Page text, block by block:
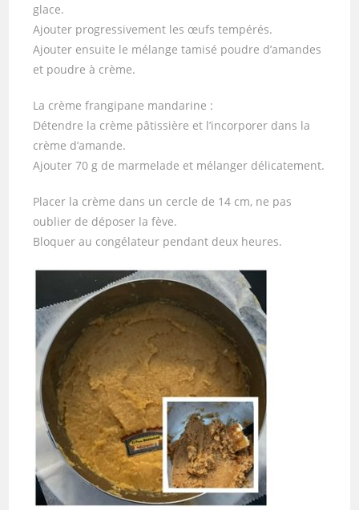
glace.
Ajouter progressivement les œufs tempérés.
Ajouter ensuite le mélange tamisé poudre d’amandes
et poudre à crème.
La crème frangipane mandarine :
Détendre la crème pâtissière et l’incorporer dans la
crème d’amande.
Ajouter 70 g de marmelade et mélanger délicatement.
Placer la crème dans un cercle de 14 cm, ne pas
oublier de déposer la fève.
Bloquer au congélateur pendant deux heures.